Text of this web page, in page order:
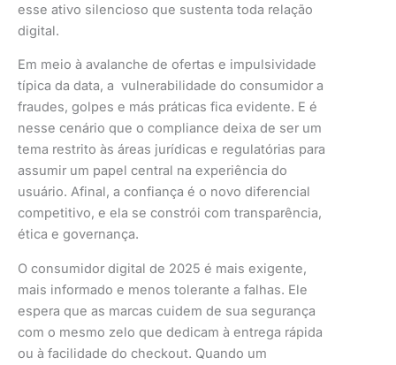
esse ativo silencioso que sustenta toda relação
digital.
Em meio à avalanche de ofertas e impulsividade
típica da data, a vulnerabilidade do consumidor a
fraudes, golpes e más práticas fica evidente. E é
nesse cenário que o compliance deixa de ser um
tema restrito às áreas jurídicas e regulatórias para
assumir um papel central na experiência do
usuário. Afinal, a confiança é o novo diferencial
competitivo, e ela se constrói com transparência,
ética e governança.
O consumidor digital de 2025 é mais exigente,
mais informado e menos tolerante a falhas. Ele
espera que as marcas cuidem de sua segurança
com o mesmo zelo que dedicam à entrega rápida
ou à facilidade do checkout. Quando um